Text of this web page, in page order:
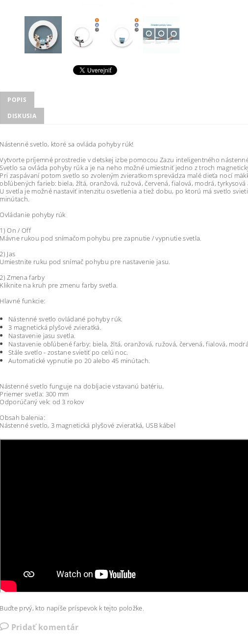
POPIS
DISKUSIA
Nástenné svetlo, ktoré sa ovláda pohyby rúk!
Vytvorte príjemné prostredie v detskej izbe pomocou Zazu inteligentného
Svetlo sa ovláda pohyby rúk a je na neho možné umiestniť jedno z troch
Pri zaspávaní potom svetlo so zvoleným zvieratkom sprevádza malé dieťa nocí
obľúbených farieb: biela, žltá, oranžová, ružová, červená, fialová, modrá, tyrkysová
U svetla je možné nastaviť intenzitu osvetlenia a tiež dobu, po ktorú má svetlo
minútach.
Ovládanie pohyby rúk
1) On / Off
Mávne rukou pod snímačom pohybu pre zapnutie / vypnutie svetla.
2) Jas
Umiestnite ruku pod snímač pohybu pre nastavenie jasu.
2) Zmena farby
Kliknite na kruh pre zmenu farby svetla.
Hlavné funkcie:
Nástenné svetlo ovládané pohyby rúk.
3 magnetická plyšové zvieratká.
Nastavenie jasu svetla.
Nastavenie obľúbené farby: biela, žltá, oranžová, ružová, červená, fialová,
Stále svetlo - zostane svietiť po celú noc.
Automatické vypnutie po 20 alebo 45 minútach.
Nástenné svetlo funguje na dobíjacie vstavanú batériu.
Priemer svetla: 300 mm
Odporúčaný vek: od 3 rokov
Obsah balenia:
Nástenné svetlo, 3 magnetická plyšové zvieratká, USB kábel
Buďte prvý, kto napíše príspevok k tejto položke.
Pridať komentár